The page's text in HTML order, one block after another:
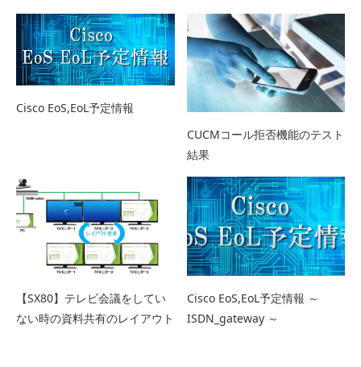
Cisco EoS,EoL予定情報
CUCMコール拒否機能のテスト
結果
【SX80】テレビ会議をしてい
ない時の資料共有のレイアウト
Cisco EoS,EoL予定情報 ～
ISDN_gateway ～